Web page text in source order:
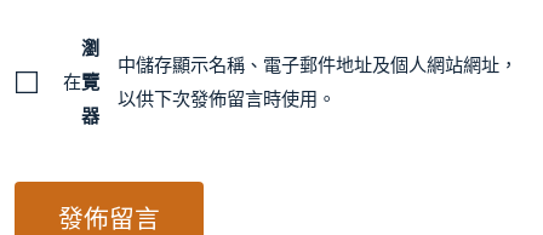
在
瀏
覽
器
中儲存顯示名稱、電子郵件地址及個人網站網址，
以供下次發佈留言時使用。